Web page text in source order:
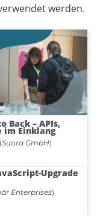
werden.